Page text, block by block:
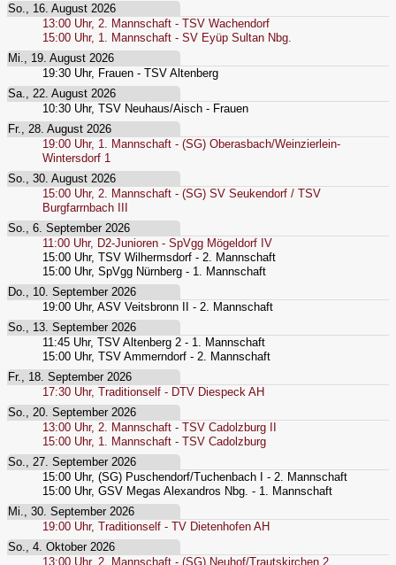
So., 16. August 2026
13:00 Uhr, 2. Mannschaft - TSV Wachendorf
15:00 Uhr, 1. Mannschaft - SV Eyüp Sultan Nbg.
Mi., 19. August 2026
19:30 Uhr, Frauen - TSV Altenberg
Sa., 22. August 2026
10:30 Uhr, TSV Neuhaus/Aisch - Frauen
Fr., 28. August 2026
19:00 Uhr, 1. Mannschaft - (SG) Oberasbach/Weinzierlein-
Wintersdorf 1
So., 30. August 2026
15:00 Uhr, 2. Mannschaft - (SG) SV Seukendorf / TSV
Burgfarrnbach III
So., 6. September 2026
11:00 Uhr, D2-Junioren - SpVgg Mögeldorf IV
15:00 Uhr, TSV Wilhermsdorf - 2. Mannschaft
15:00 Uhr, SpVgg Nürnberg - 1. Mannschaft
Do., 10. September 2026
19:00 Uhr, ASV Veitsbronn II - 2. Mannschaft
So., 13. September 2026
11:45 Uhr, TSV Altenberg 2 - 1. Mannschaft
15:00 Uhr, TSV Ammerndorf - 2. Mannschaft
Fr., 18. September 2026
17:30 Uhr, Traditionself - DTV Diespeck AH
So., 20. September 2026
13:00 Uhr, 2. Mannschaft - TSV Cadolzburg II
15:00 Uhr, 1. Mannschaft - TSV Cadolzburg
So., 27. September 2026
15:00 Uhr, (SG) Puschendorf/Tuchenbach I - 2. Mannschaft
15:00 Uhr, GSV Megas Alexandros Nbg. - 1. Mannschaft
Mi., 30. September 2026
19:00 Uhr, Traditionself - TV Dietenhofen AH
So., 4. Oktober 2026
13:00 Uhr, 2. Mannschaft - (SG) Neuhof/Trautskirchen 2